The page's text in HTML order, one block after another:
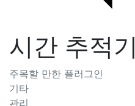
시간 추적기
주목할 만한 플러그인
기타
관리